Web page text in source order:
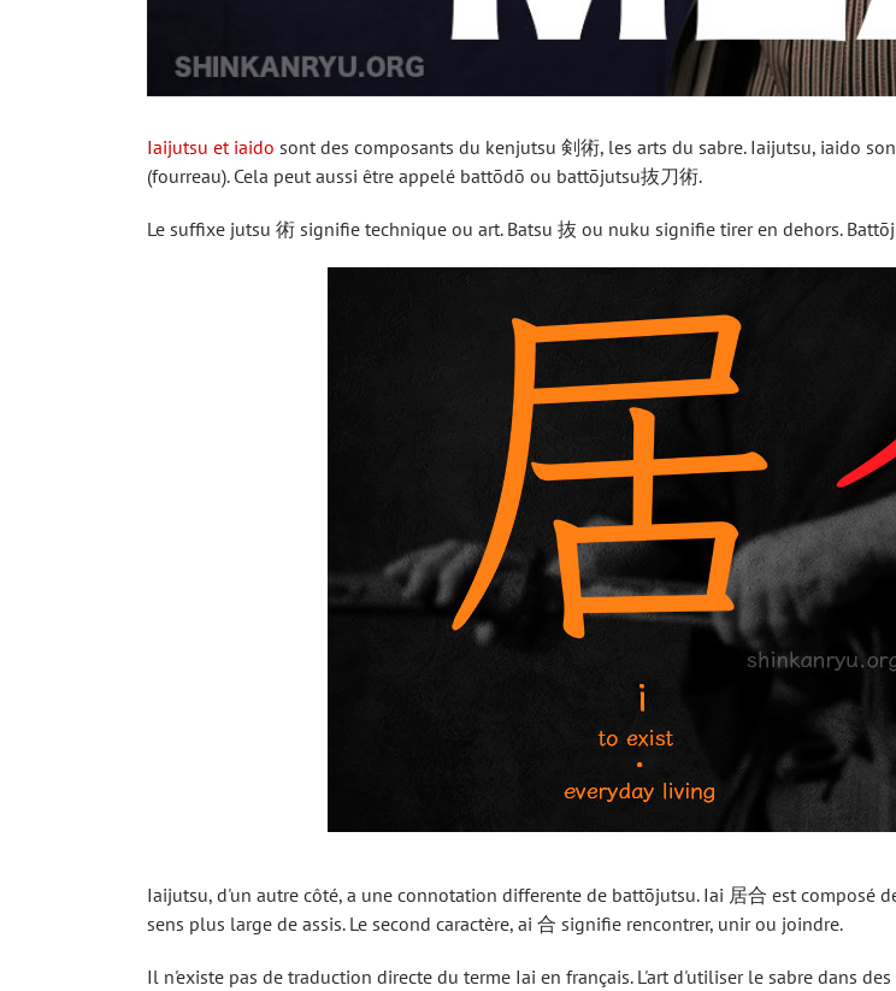
Iaijutsu et iaido sont des composants du kenjutsu 剣術, les arts du sabre. Iaijutsu, iaido
(fourreau). Cela peut aussi être appelé battōdō ou battōjutsu抜刀術.
Le suffixe jutsu 術 signifie technique ou art. Batsu 抜 ou nuku signifie tirer en dehors.
Iaijutsu, d'un autre côté, a une connotation differente de battōjutsu. Iai 居合 est composé
sens plus large de assis. Le second caractère, ai 合 signifie rencontrer, unir ou joindre.
Il n'existe pas de traduction directe du terme Iai en français. L'art d'utiliser le sabre dans